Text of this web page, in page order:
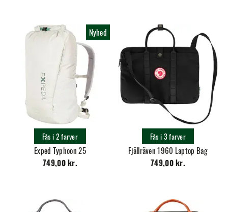
Nyhed
Exped Typhoon 25
749,00 kr.
Fås i 2 farver
Fjällräven 1960 Laptop Bag
749,00 kr.
Fås i 3 farver